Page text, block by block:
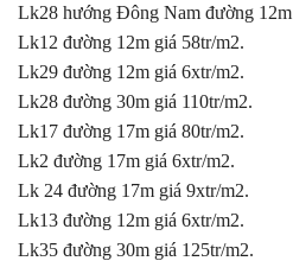
Lk28 hướng Đông Nam đường
Lk12 đường 12m giá 58tr/m2.
Lk29 đường 12m giá 6xtr/m2.
Lk28 đường 30m giá 110tr/m2.
Lk17 đường 17m giá 80tr/m2.
Lk2 đường 17m giá 6xtr/m2.
Lk 24 đường 17m giá 9xtr/m2.
Lk13 đường 12m giá 6xtr/m2.
Lk35 đường 30m giá 125tr/m2.